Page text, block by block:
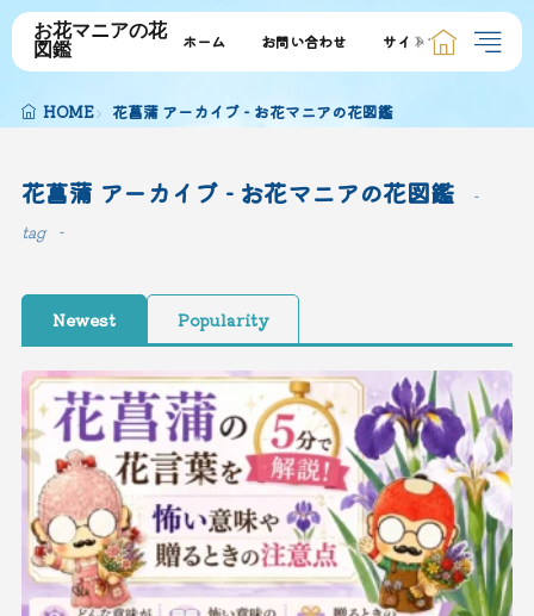
お花マニアの花
図鑑
ホーム お問い合わせ サイトマップ
HOME 花菖蒲 アーカイブ - お花マニアの花図鑑
花菖蒲 アーカイブ - お花マニアの花図鑑
tag
Newest Popularity